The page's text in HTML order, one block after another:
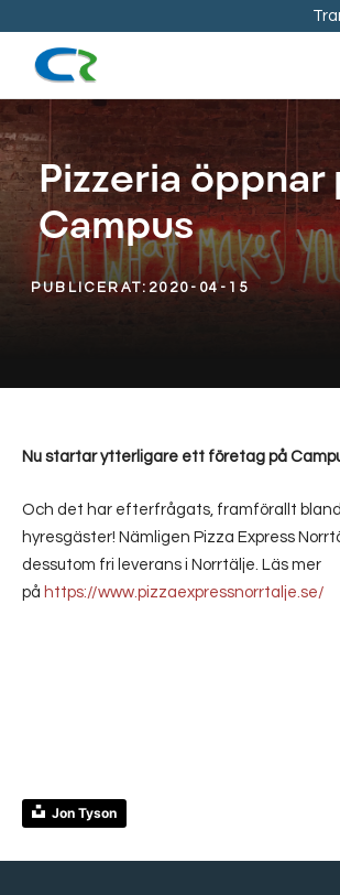
innehåll
Pizzeria öppnar
Campus
PUBLICERAT: 2020-04-15
Nu startar ytterligare ett företag på
Och det har efterfrågats, framförallt
hyresgäster! Nämligen Pizza Express
dessutom fri leverans i Norrtälje. Läs mer
på https://www.pizzaexpressnorrtalje.se/
Jon Tyson